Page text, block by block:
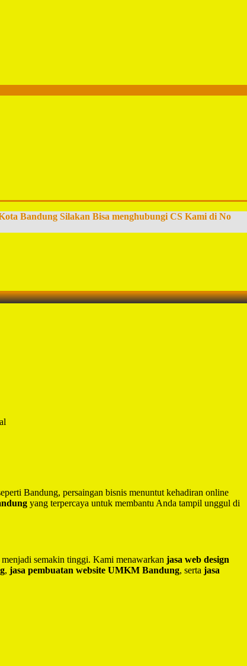
Bandung Silakan Bisa menghubungi CS Kami di No
Bandung, persaingan bisnis menuntut kehadiran online
yang terpercaya untuk membantu Anda tampil unggul di
menjadi semakin tinggi. Kami menawarkan jasa web design
, jasa pembuatan website UMKM Bandung, serta jasa